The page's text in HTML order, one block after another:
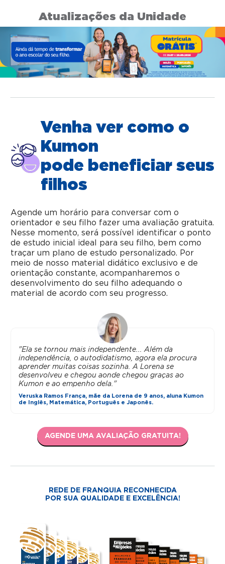
Atualizações da Unidade
Venha ver como o
Kumon
pode beneficiar seus
filhos
Agende um horário para conversar com o
orientador e seu filho fazer uma avaliação gratuita.
Nesse momento, será possível identificar o ponto
de estudo inicial ideal para seu filho, bem como
traçar um plano de estudo personalizado. Por
meio de nosso material didático exclusivo e de
orientação constante, acompanharemos o
desenvolvimento do seu filho adequando o
material de acordo com seu progresso.
"Ela se tornou mais independente... Além da
independência, o autodidatismo, agora ela procura
aprender muitas coisas sozinha. A Lorena se
desenvolveu e chegou aonde chegou graças ao
Kumon e ao empenho dela."
Veruska Ramos França, mãe da Lorena de 9 anos, aluna Kumon
de Inglês, Matemática, Português e Japonês.
AGENDE UMA AVALIAÇÃO GRATUITA!
REDE DE FRANQUIA RECONHECIDA
POR SUA QUALIDADE E EXCELÊNCIA!